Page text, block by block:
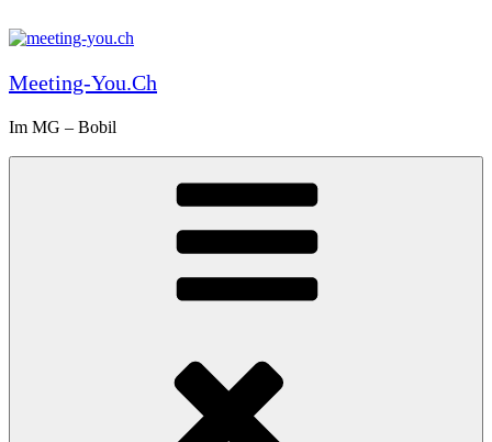
Inhalt
Meeting-You.ch
Im MG – Bobil